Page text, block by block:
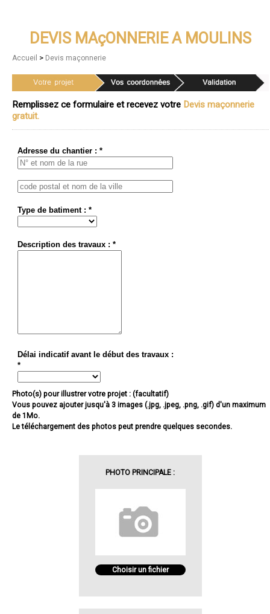
DEVIS MAçONNERIE A MOULINS
Accueil > Devis maçonnerie
Remplissez ce formulaire et recevez votre Devis maçonnerie
gratuit.
Adresse du chantier : *
Type de batiment : *
Description des travaux : *
Délai indicatif avant le début des travaux :
*
Photo(s) pour illustrer votre projet : (facultatif)
Vous pouvez ajouter jusqu'à 3 images (.jpg, .jpeg, .png, .gif) d'un maximum
de 1Mo.
Le téléchargement des photos peut prendre quelques secondes.
PHOTO PRINCIPALE :
Choisir un fichier